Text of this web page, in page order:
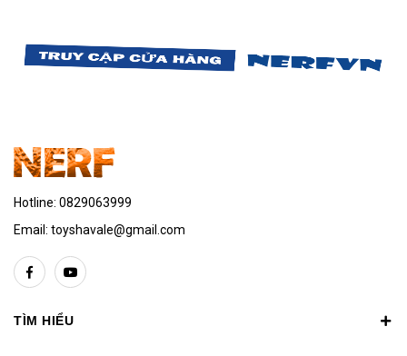
Hotline: 0829063999
Email: toyshavale@gmail.com
TÌM HIỂU